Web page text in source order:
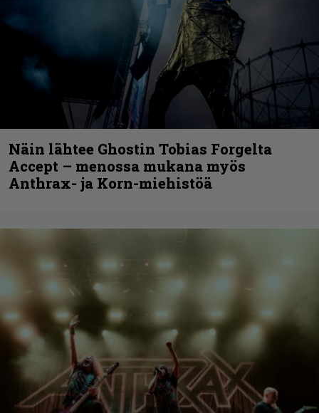
Näin lähtee Ghostin Tobias Forgelta
Accept – menossa mukana myös
Anthrax- ja Korn-miehistöä